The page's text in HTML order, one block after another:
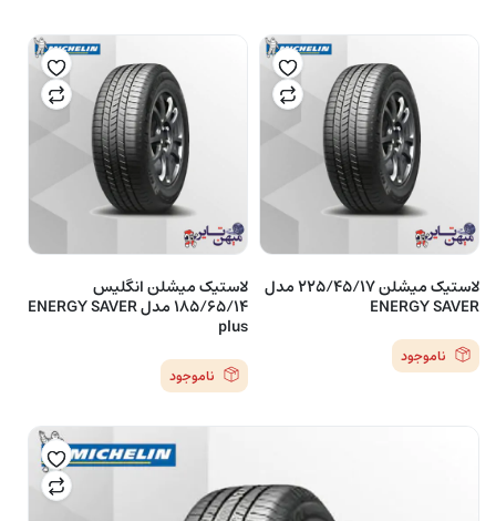
لاستیک میشلن 225/45/17 مدل
ENERGY SAVER
ناموجود
لاستیک میشلن انگلیس
185/65/14 مدل ENERGY SAVER
plus
ناموجود